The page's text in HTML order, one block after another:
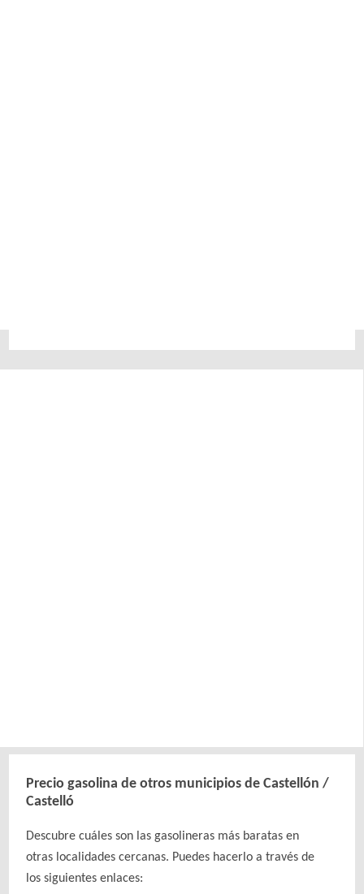
Precio gasolina de otros municipios de Castellón /
Castelló
Descubre cuáles son las gasolineras más baratas en
otras localidades cercanas. Puedes hacerlo a través de
los siguientes enlaces: